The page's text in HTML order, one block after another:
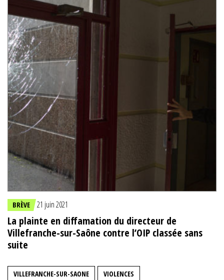
BRÈVE 21 juin 2021
La plainte en diffamation du directeur de
Villefranche-sur-Saône contre l’OIP classée sans
suite
VILLEFRANCHE-SUR-SAONE VIOLENCES